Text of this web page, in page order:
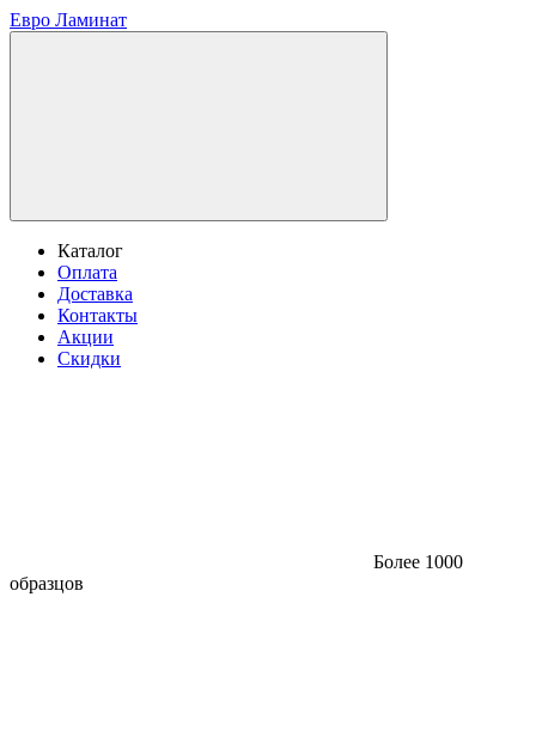
Евро Ламинат
Каталог
Оплата
Доставка
Контакты
Акции
Скидки
Более 1000
образцов